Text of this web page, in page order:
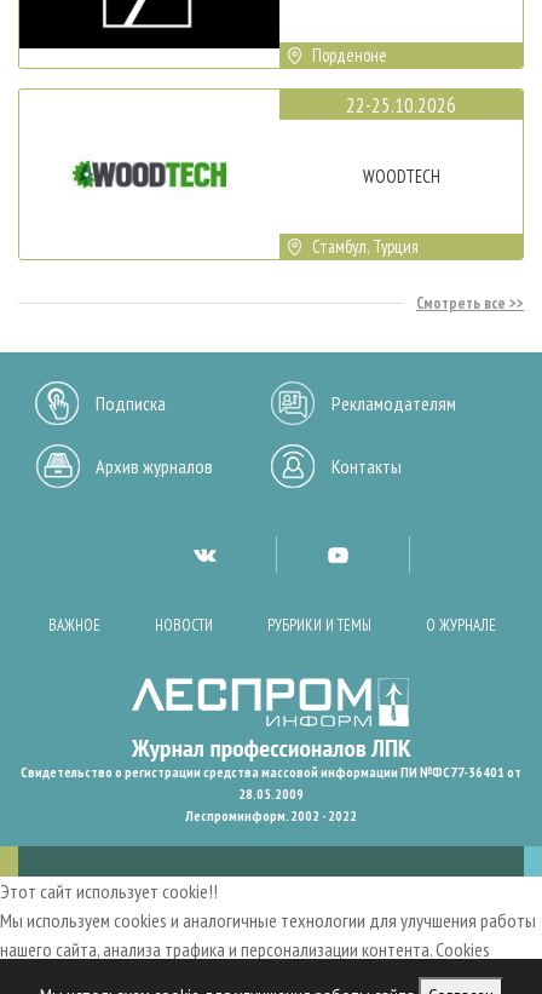
Порденоне
22-25.10.2026
WOODTECH
Стамбул, Турция
Смотреть все
Подписка Рекламодателям
Архив журналов Контакты
ВАЖНОЕ НОВОСТИ РУБРИКИ И ТЕМЫ О ЖУРНАЛЕ
Свидетельство о регистрации средства массовой информации ПИ №ФС77-36401 от
28.05.2009
Леспроминформ. 2002 - 2022
Этот сайт использует cookie!!
Мы используем cookies и аналогичные технологии для улучшения работы
нашего сайта, анализа трафика и персонализации контента. Cookies